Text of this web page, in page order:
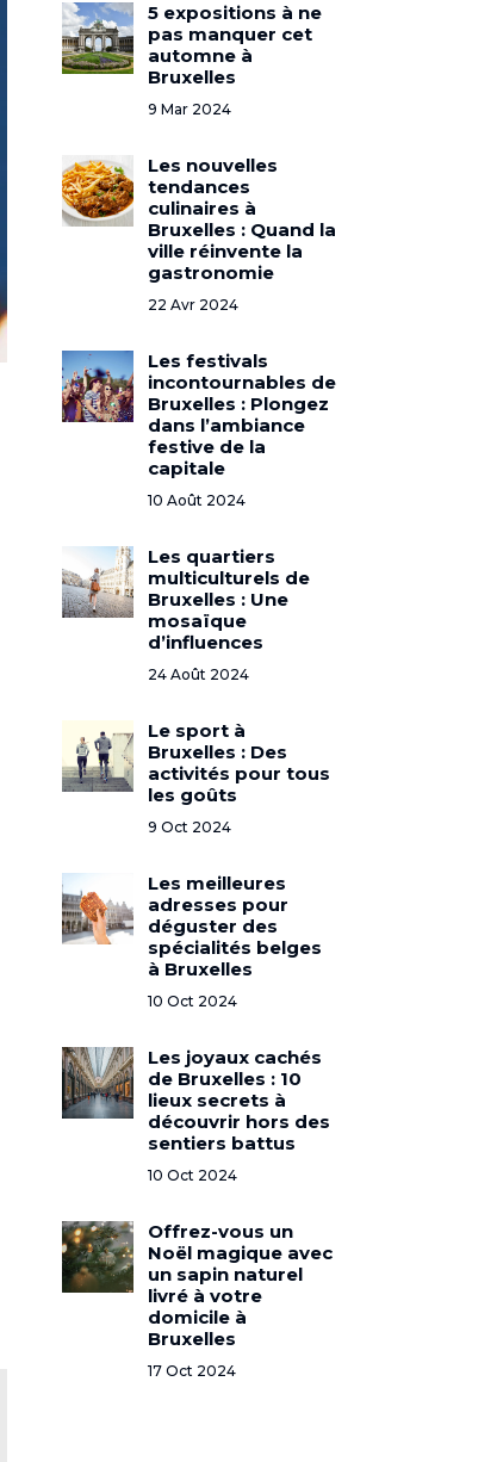
5 expositions à ne
pas manquer cet
automne à
Bruxelles
9 Mar 2024
Les nouvelles
tendances
culinaires à
Bruxelles : Quand la
ville réinvente la
gastronomie
22 Avr 2024
Les festivals
incontournables de
Bruxelles : Plongez
dans l’ambiance
festive de la
capitale
10 Août 2024
Les quartiers
multiculturels de
Bruxelles : Une
mosaïque
d’influences
24 Août 2024
Le sport à
Bruxelles : Des
activités pour tous
les goûts
9 Oct 2024
Les meilleures
adresses pour
déguster des
spécialités belges
à Bruxelles
10 Oct 2024
Les joyaux cachés
de Bruxelles : 10
lieux secrets à
découvrir hors des
sentiers battus
10 Oct 2024
Offrez-vous un
Noël magique avec
un sapin naturel
livré à votre
domicile à
Bruxelles
17 Oct 2024